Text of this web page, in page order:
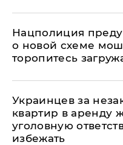
Нацполиция
о новой схеме
торопитесь
Украинцев за
квартир в аренду
уголовную
избежать